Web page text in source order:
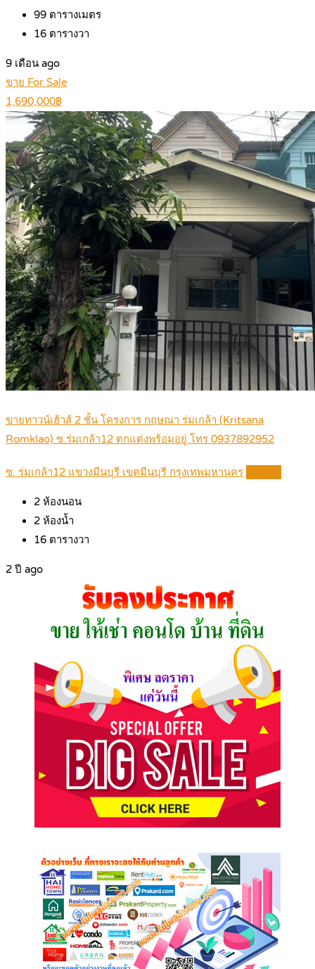
99 ตารางเมตร
16 ตารางวา
9 เดือน ago
ขาย For Sale
1,690,000฿
ขายทาวน์เฮ้าส์ 2 ชั้น โครงการ กฤษณา ร่มเกล้า (Kritsana
Romklao) ซ.ร่มเกล้า12 ตกแต่งพร้อมอยู่ โทร 0937892952
ซ. ร่มเกล้า12 แขวงมีนบุรี เขตมีนบุรี กรุงเทพมหานคร
2 ห้องนอน
2 ห้องน้ำ
16 ตารางวา
2 ปี ago